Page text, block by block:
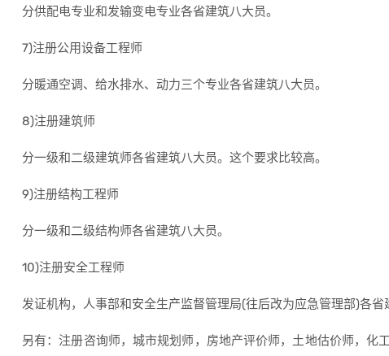
分供配电专业和发输变电专业各省建筑八大员。
7)注册公用设备工程师
分暖通空调、给水排水、动力三个专业各省建筑八大员。
8)注册建筑师
分一级和二级建筑师各省建筑八大员。这个要求比较高。
9)注册结构工程师
分一级和二级结构师各省建筑八大员。
10)注册安全工程师
发证机构，人事部和安全生产监督管理局(往后改为应急管理部)各省
另有：注册咨询师，城市规划师，房地产评价师，土地估价师，化